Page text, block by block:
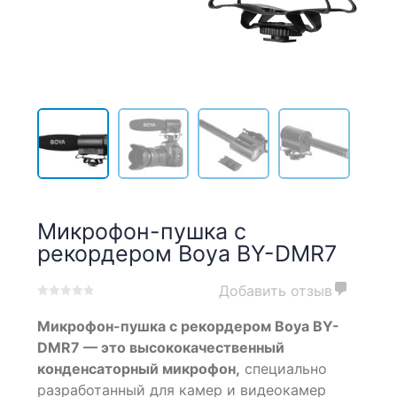
Микрофон-пушка с
рекордером Boya BY-DMR7
out
based
on
customer
Добавить отзыв
Микрофон-пушка с рекордером Boya BY-
DMR7 — это высококачественный
конденсаторный микрофон, специально
разработанный для камер и видеокамер